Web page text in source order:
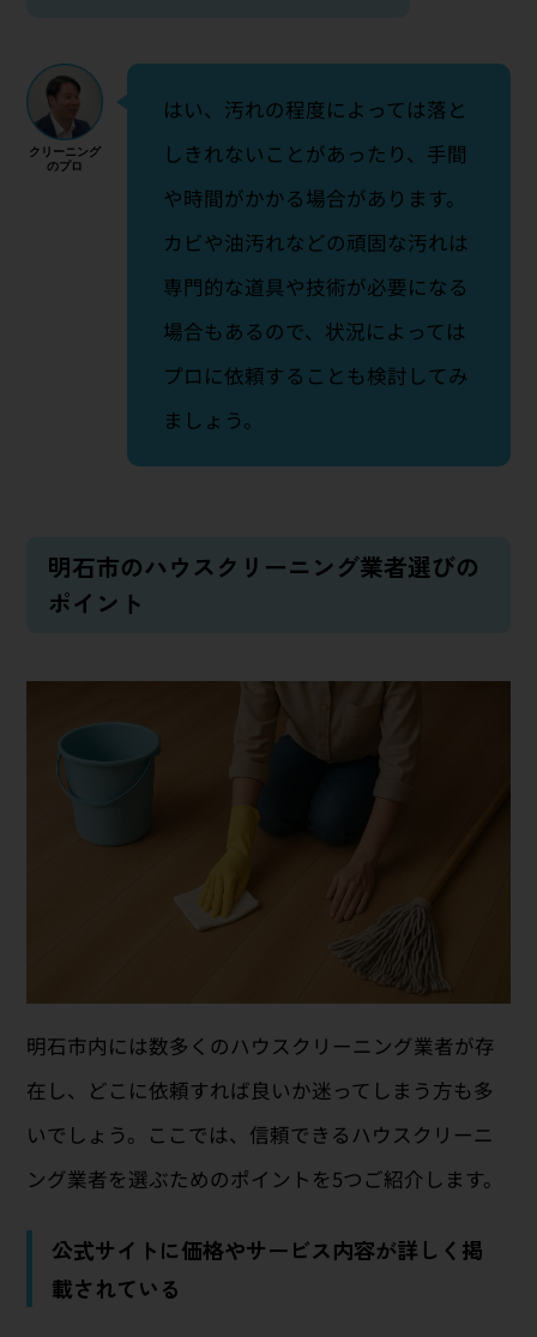
はい、汚れの程度によっては落と
しきれないことがあったり、手間
や時間がかかる場合があります。
カビや油汚れなどの頑固な汚れは
専門的な道具や技術が必要になる
場合もあるので、状況によっては
プロに依頼することも検討してみ
ましょう。
明石市のハウスクリーニング業者選びの
ポイント
明石市内には数多くのハウスクリーニング業者が存
在し、どこに依頼すれば良いか迷ってしまう方も多
いでしょう。ここでは、信頼できるハウスクリーニ
ング業者を選ぶためのポイントを5つご紹介します。
公式サイトに価格やサービス内容が詳しく掲
載されている